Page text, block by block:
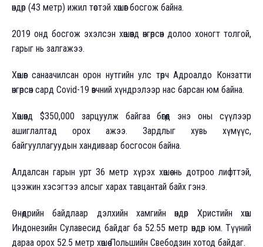
өндөр (43 метр) ижил төстэй хөшөөг босгож байна.
2019 онд босгож эхэлсэн хөшөөнд өнгөрсөн долоо хоногт толгой,
гарыг нь залгажээ.
Хөшөөг санаачилсан орон нутгийн улс төрч Адроалдо Конзатти
өнгөрсөн сард Covid-19 өвчний хүндрэлээр нас барсан юм байна.
Хөшөөнд $350,000 зарцуулж байгаа бөгөөд энэ оны сүүлээр
ашиглалтад орох ажээ. Зардлыг хувь хүмүүс,
байгууллагуудын хандиваар босгосон байна.
Алдалсан гарын урт 36 метр хүрэх хөшөө нь дотроо лифттэй,
цээжин хэсэгтээ алсыг харах тавцантай байх гэнэ.
Өнөөдрийн байдлаар дэлхийн хамгийн өндөр Христийн хөшөө
Индонезийн Сулавесид байдаг ба 52.55 метр өндөр юм. Түүний
дараа орох 52.5 метр хөшөө Польшийн Свебодзин хотод байдаг.